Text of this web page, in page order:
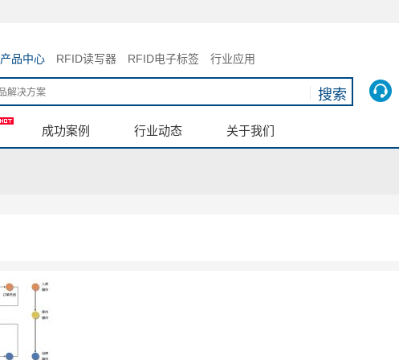
产品中心 RFID读写器 RFID电子标签 行业应用
成功案例 行业动态 关于我们